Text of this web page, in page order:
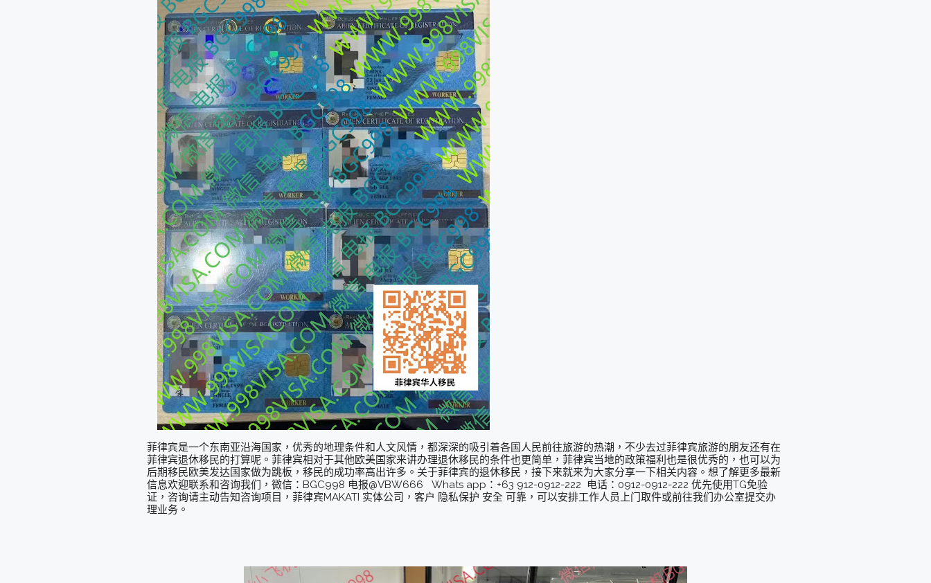
菲律宾是一个东南亚沿海国家，优秀的地理条件和人文风情，都深深的吸引着各国人民前往旅游的热潮，不少去过菲律宾旅游的朋友还有在
菲律宾退休移民的打算呢。菲律宾相对于其他欧美国家来讲办理退休移民的条件也更简单，菲律宾当地的政策福利也是很优秀的，也可以为
后期移民欧美发达国家做为跳板，移民的成功率高出许多。关于菲律宾的退休移民，接下来就来为大家分享一下相关内容。想了解更多最新
信息欢迎联系和咨询我们，微信：BGC998 电报@VBW666 Whats app：+63 912-0912-222 电话：0912-0912-222 优先使用TG免验
证，咨询请主动告知咨询项目，菲律宾MAKATI 实体公司，客户 隐私保护 安全 可靠，可以安排工作人员上门取件或前往我们办公室提交办
理业务。